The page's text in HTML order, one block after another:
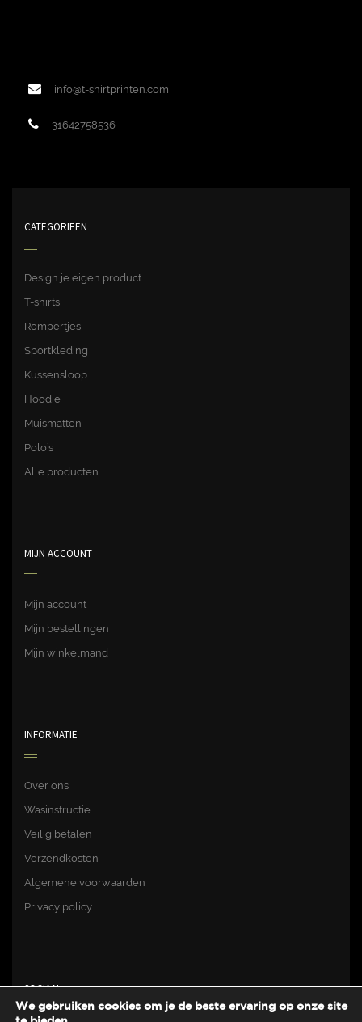
info@t-shirtprinten.com
31642758536
CATEGORIEËN
Design je eigen product
T-shirts
Rompertjes
Sportkleding
Kussensloop
Hoodie
Muismatten
Polo’s
Alle producten
MIJN ACCOUNT
Mijn account
Mijn bestellingen
Mijn winkelmand
INFORMATIE
Over ons
Wasinstructie
Veilig betalen
Verzendkosten
Algemene voorwaarden
Privacy policy
SOCIAAL
We gebruiken cookies om je de beste ervaring op onze site